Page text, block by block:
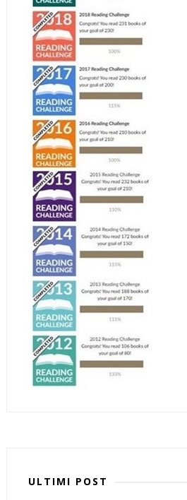
ULTIMI POST